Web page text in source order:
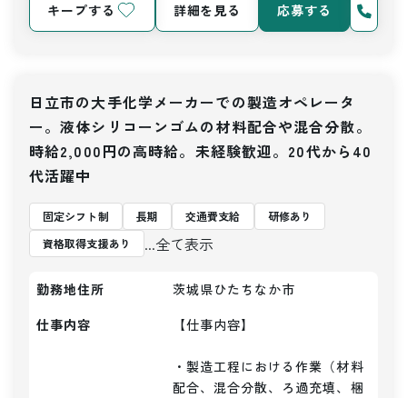
キープする 詳細を見る 応募する
日立市の大手化学メーカーでの製造オペレータ
ー。液体シリコーンゴムの材料配合や混合分散。
時給2,000円の高時給。未経験歓迎。20代から40
代活躍中
固定シフト制 長期 交通費支給
研修あり
資格取得支援あり
...全て表示
勤務地住所
茨城県ひたちなか市
仕事内容
【仕事内容】
・製造工程における作業（材料
配合、混合分散、ろ過充填、梱